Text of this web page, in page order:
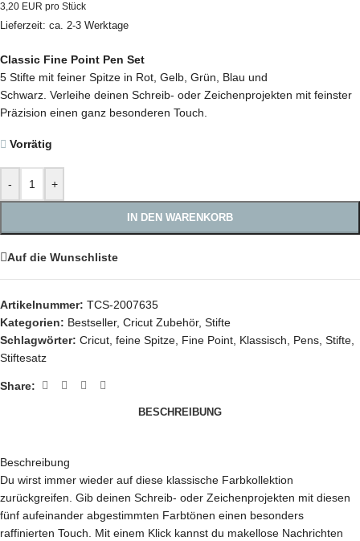
3,20 EUR pro Stück
Lieferzeit: ca. 2-3 Werktage
Classic Fine Point Pen Set
5 Stifte mit feiner Spitze in Rot, Gelb, Grün, Blau und
Schwarz. Verleihe deinen Schreib- oder Zeichenprojekten mit feinster
Präzision einen ganz besonderen Touch.
Vorrätig
- +
IN DEN WARENKORB
Auf die Wunschliste
Artikelnummer: TCS-2007635
Kategorien: Bestseller, Cricut Zubehör, Stifte
Schlagwörter: Cricut, feine Spitze, Fine Point, Klassisch, Pens, Stifte,
Stiftesatz
Share:
BESCHREIBUNG
Beschreibung
Du wirst immer wieder auf diese klassische Farbkollektion
zurückgreifen. Gib deinen Schreib- oder Zeichenprojekten mit diesen
fünf aufeinander abgestimmten Farbtönen einen besonders
raffinierten Touch. Mit einem Klick kannst du makellose Nachrichten